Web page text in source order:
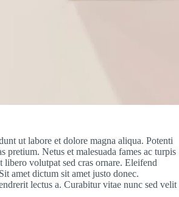
ut labore et dolore magna aliqua. Potenti
pretium. Netus et malesuada fames ac turpis
libero volutpat sed cras ornare. Eleifend
amet dictum sit amet justo donec.
lectus a. Curabitur vitae nunc sed velit